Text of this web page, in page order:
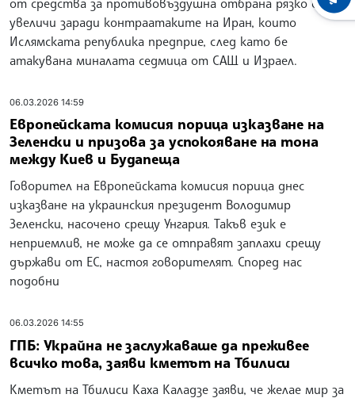
увеличи заради контраатаките на Иран, които
Ислямската република предприе, след като бе
атакувана миналата седмица от САЩ и Израел.
06.03.2026 14:59
Европейската комисия порица изказване на
Зеленски и призова за успокояване на тона
между Киев и Будапеща
Говорител на Европейската комисия порица днес
изказване на украинския президент Володимир
Зеленски, насочено срещу Унгария. Такъв език е
неприемлив, не може да се отправят заплахи срещу
държави от ЕС, настоя говорителят. Според нас
подобни
06.03.2026 14:55
ГПБ: Украйна не заслужаваше да преживее
всичко това, заяви кметът на Тбилиси
Кметът на Тбилиси Каха Каладзе заяви, че желае мир за